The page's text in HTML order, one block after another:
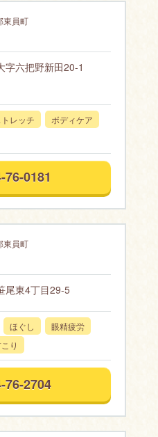
東員町
字六把野新田20-1
トレッチ
ボディケア
76-0181
東員町
尾東4丁目29-5
ほぐし
眼精疲労
り
76-2704